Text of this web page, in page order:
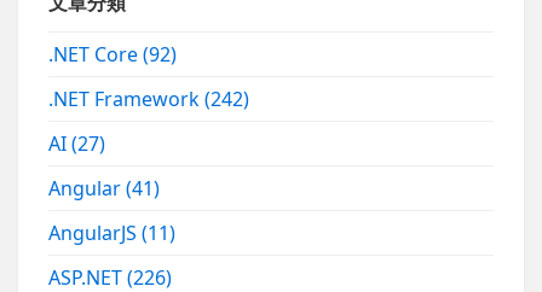
.NET Core(92)
.NET Framework(242)
AI(27)
Angular(41)
AngularJS(11)
ASP.NET(226)